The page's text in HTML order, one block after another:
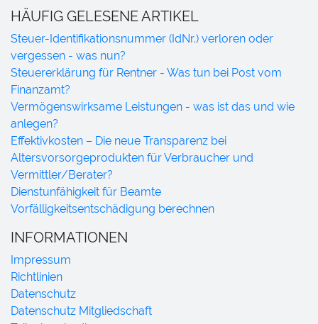
HÄUFIG GELESENE ARTIKEL
Steuer-Identifikationsnummer (IdNr.) verloren oder
vergessen - was nun?
Steuererklärung für Rentner - Was tun bei Post vom
Finanzamt?
Vermögenswirksame Leistungen - was ist das und wie
anlegen?
Effektivkosten – Die neue Transparenz bei
Altersvorsorgeprodukten für Verbraucher und
Vermittler/Berater?
Dienstunfähigkeit für Beamte
Vorfälligkeitsentschädigung berechnen
INFORMATIONEN
Impressum
Richtlinien
Datenschutz
Datenschutz Mitgliedschaft